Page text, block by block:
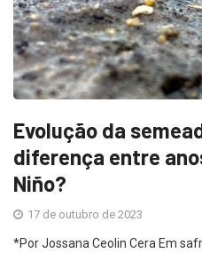
Evolução da
diferença entre
Niño?
17 de outubro de 2023
*Por Jossana Ceolin Cera Em